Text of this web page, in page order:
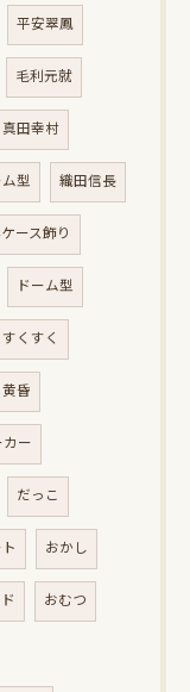
平安翠鳳
毛利元就
真田幸村
型 織田信長
ース飾り
ドーム型
すくすく
黄昏
ー
だっこ
おかし
おむつ